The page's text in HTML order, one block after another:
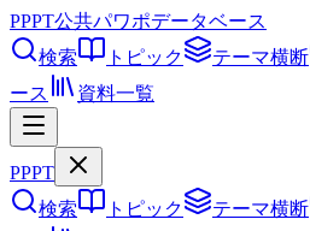
PPPT公共パワポデータベース
検索
トピック テーマ横断
ース
資料一覧
PPPT
検索
トピック テーマ横断